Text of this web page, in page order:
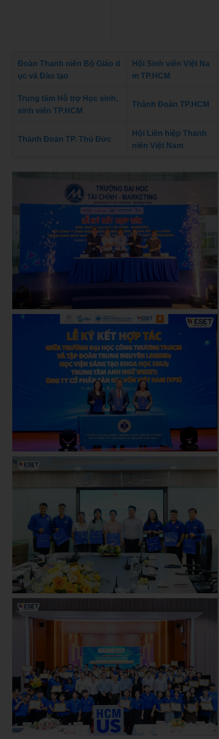
Đoàn Thanh niên Bộ Giáo d
ục và Đào tạo
Hội Sinh viên Việt Na
m TP.HCM
Trung tâm Hỗ trợ Học sinh,
sinh viên TP.HCM
Thành Đoàn TP.HCM
Thành Đoàn TP. Thủ Đức
Hội Liên hiệp Thanh
niên Việt Nam